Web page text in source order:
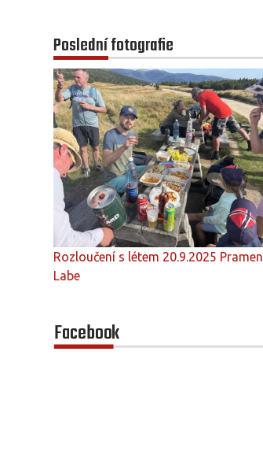
Poslední fotografie
Rozloučení s létem 20.9.2025 Pramen
Labe
Facebook